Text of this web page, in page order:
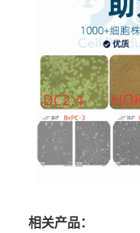
相关产品：